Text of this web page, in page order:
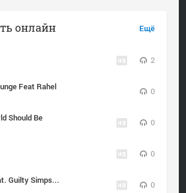
Ещё
онлайн
2
Feat Rahel
0
Should Be
0
0
Burn It Up (feat. Guilty Simpson)
0